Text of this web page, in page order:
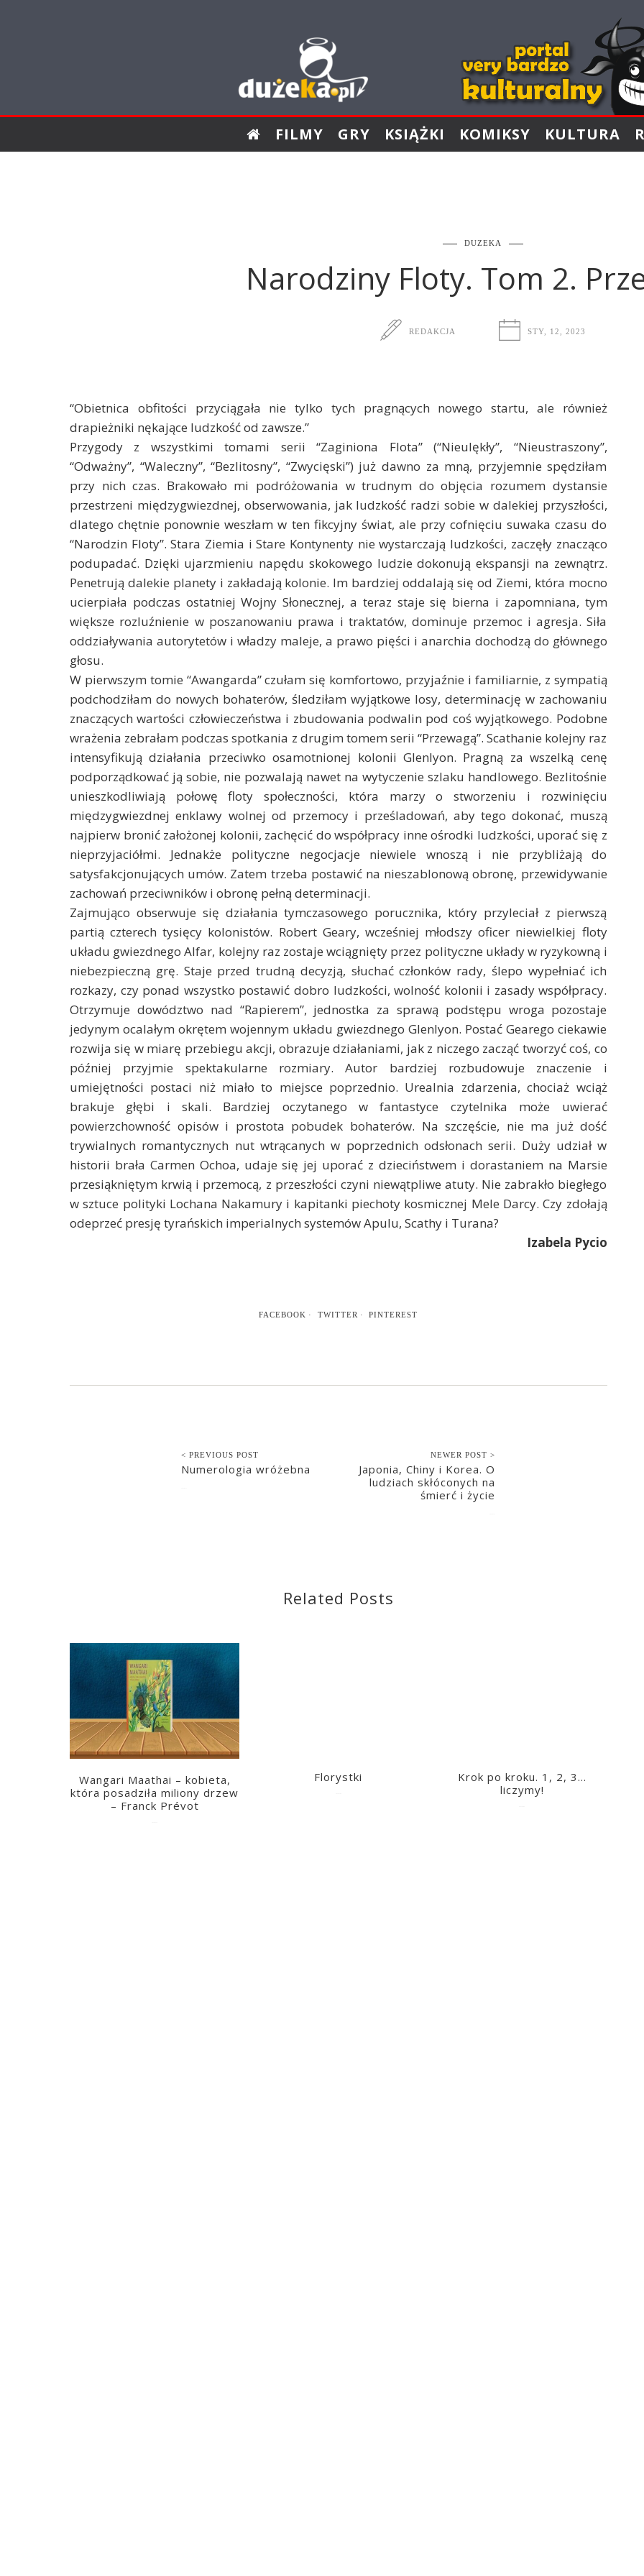
FILMY GRY KSIĄŻKI KOMIKSY KULTURA
DUZEKA
Narodziny Floty. Tom 2.
REDAKCJA STY, 12, 2023
“Obietnica obfitości przyciągała nie tylko tych pragnących nowego startu, ale również
drapieżniki nękające ludzkość od zawsze.”
Przygody z wszystkimi tomami serii “Zaginiona Flota” (“Nieulękły”, “Nieustraszony”,
“Odważny”, “Waleczny”, “Bezlitosny”, “Zwycięski”) już dawno za mną, przyjemnie spędziłam
przy nich czas. Brakowało mi podróżowania w trudnym do objęcia rozumem dystansie
przestrzeni międzygwiezdnej, obserwowania, jak ludzkość radzi sobie w dalekiej przyszłości,
dlatego chętnie ponownie weszłam w ten fikcyjny świat, ale przy cofnięciu suwaka czasu do
“Narodzin Floty”. Stara Ziemia i Stare Kontynenty nie wystarczają ludzkości, zaczęły znacząco
podupadać. Dzięki ujarzmieniu napędu skokowego ludzie dokonują ekspansji na zewnątrz.
Penetrują dalekie planety i zakładają kolonie. Im bardziej oddalają się od Ziemi, która mocno
ucierpiała podczas ostatniej Wojny Słonecznej, a teraz staje się bierna i zapomniana, tym
większe rozluźnienie w poszanowaniu prawa i traktatów, dominuje przemoc i agresja. Siła
oddziaływania autorytetów i władzy maleje, a prawo pięści i anarchia dochodzą do głównego
głosu.
W pierwszym tomie “Awangarda” czułam się komfortowo, przyjaźnie i familiarnie, z sympatią
podchodziłam do nowych bohaterów, śledziłam wyjątkowe losy, determinację w zachowaniu
znaczących wartości człowieczeństwa i zbudowania podwalin pod coś wyjątkowego. Podobne
wrażenia zebrałam podczas spotkania z drugim tomem serii “Przewagą”. Scathanie kolejny raz
intensyfikują działania przeciwko osamotnionej kolonii Glenlyon. Pragną za wszelką cenę
podporządkować ją sobie, nie pozwalają nawet na wytyczenie szlaku handlowego. Bezlitośnie
unieszkodliwiają połowę floty społeczności, która marzy o stworzeniu i rozwinięciu
międzygwiezdnej enklawy wolnej od przemocy i prześladowań, aby tego dokonać, muszą
najpierw bronić założonej kolonii, zachęcić do współpracy inne ośrodki ludzkości, uporać się z
nieprzyjaciółmi. Jednakże polityczne negocjacje niewiele wnoszą i nie przybliżają do
satysfakcjonujących umów. Zatem trzeba postawić na nieszablonową obronę, przewidywanie
zachowań przeciwników i obronę pełną determinacji.
Zajmująco obserwuje się działania tymczasowego porucznika, który przyleciał z pierwszą
partią czterech tysięcy kolonistów. Robert Geary, wcześniej młodszy oficer niewielkiej floty
układu gwiezdnego Alfar, kolejny raz zostaje wciągnięty przez polityczne układy w ryzykowną i
niebezpieczną grę. Staje przed trudną decyzją, słuchać członków rady, ślepo wypełniać ich
rozkazy, czy ponad wszystko postawić dobro ludzkości, wolność kolonii i zasady współpracy.
Otrzymuje dowództwo nad “Rapierem”, jednostka za sprawą podstępu wroga pozostaje
jedynym ocalałym okrętem wojennym układu gwiezdnego Glenlyon. Postać Gearego ciekawie
rozwija się w miarę przebiegu akcji, obrazuje działaniami, jak z niczego zacząć tworzyć coś, co
później przyjmie spektakularne rozmiary. Autor bardziej rozbudowuje znaczenie i
umiejętności postaci niż miało to miejsce poprzednio. Urealnia zdarzenia, chociaż wciąż
brakuje głębi i skali. Bardziej oczytanego w fantastyce czytelnika może uwierać
powierzchowność opisów i prostota pobudek bohaterów. Na szczęście, nie ma już dość
trywialnych romantycznych nut wtrącanych w poprzednich odsłonach serii. Duży udział w
historii brała Carmen Ochoa, udaje się jej uporać z dzieciństwem i dorastaniem na Marsie
przesiąkniętym krwią i przemocą, z przeszłości czyni niewątpliwe atuty. Nie zabrakło biegłego
w sztuce polityki Lochana Nakamury i kapitanki piechoty kosmicznej Mele Darcy. Czy zdołają
odeprzeć presję tyrańskich imperialnych systemów Apulu, Scathy i Turana?
Izabela Pycio
FACEBOOK TWITTER PINTEREST
< PREVIOUS POST
Numerologia wróżebna
NEWER POST >
Japonia, Chiny i Korea. O
ludziach skłóconych na
śmierć i życie
Related Posts
Wangari Maathai – kobieta,
która posadziła miliony drzew
– Franck Prévot
Florystki
Krok po kroku. 1, 2, 3…
liczymy!